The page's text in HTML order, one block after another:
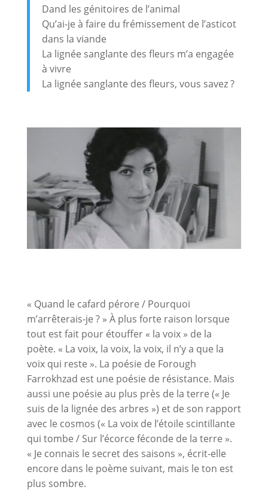
Dand les génitoires de l’animal
Qu’ai-je à faire du frémissement de l’asticot
dans la viande
La lignée sanglante des fleurs m’a engagée
à vivre
La lignée sanglante des fleurs, vous savez ?
« Quand le cafard pérore / Pourquoi
m’arrêterais-je ? » À plus forte raison lorsque
tout est fait pour étouffer « la voix » de la
poète. « La voix, la voix, la voix, il n’y a que la
voix qui reste ». La poésie de Forough
Farrokhzad est une poésie de résistance. Mais
aussi une poésie au plus près de la terre (« Je
suis de la lignée des arbres ») et de son rapport
avec le cosmos (« La voix de l’étoile scintillante
qui tombe / Sur l’écorce féconde de la terre ».
« Je connais le secret des saisons », écrit-elle
encore dans le poème suivant, mais le ton est
plus sombre.